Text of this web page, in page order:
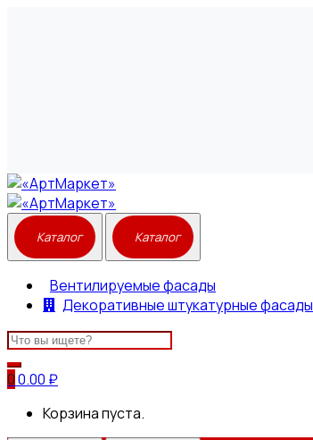
Вентилируемые фасады
Декоративные штукатурные фасады
Search
for:
00.00 ₽
Корзина пуста.